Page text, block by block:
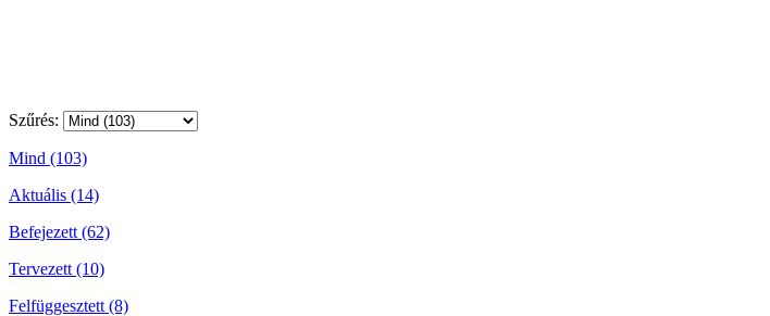
Szűrés:
Mind (103)
Aktuális (14)
Befejezett (62)
Tervezett (10)
Felfüggesztett (8)